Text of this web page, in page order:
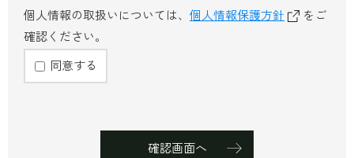
個人情報の取扱いについては、 個人情報保護方針
をご
確認ください。
同意する
確認画面へ